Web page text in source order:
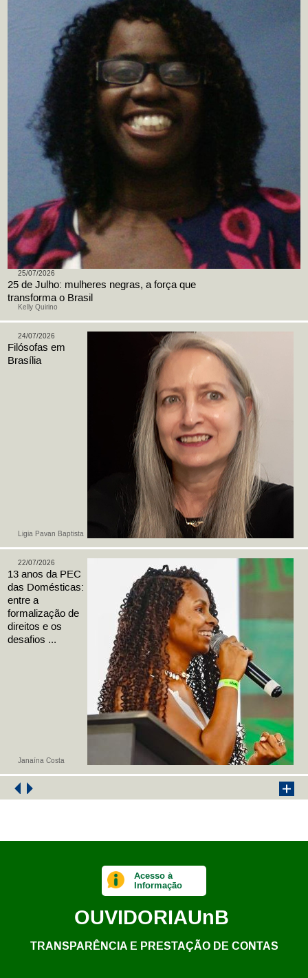
Kelly Quirino
25/07/2026
25 de Julho: mulheres negras, a força que
transforma o Brasil
Ligia Pavan Baptista
24/07/2026
Filósofas em
Brasília
Janaína Costa
22/07/2026
13 anos da PEC
das Domésticas:
entre a
formalização de
direitos e os
desafios ...
Acesso à
Informação
OUVIDORIAUnB
TRANSPARÊNCIA E PRESTAÇÃO DE CONTAS